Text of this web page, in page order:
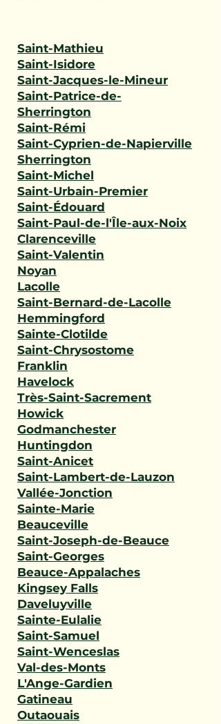
Saint-Mathieu
Saint-Isidore
Saint-Jacques-le-Mineur
Saint-Patrice-de-
Sherrington
Saint-Rémi
Saint-Cyprien-de-Napierville
Sherrington
Saint-Michel
Saint-Urbain-Premier
Saint-Édouard
Saint-Paul-de-l'Île-aux-Noix
Clarenceville
Saint-Valentin
Noyan
Lacolle
Saint-Bernard-de-Lacolle
Hemmingford
Sainte-Clotilde
Saint-Chrysostome
Franklin
Havelock
Très-Saint-Sacrement
Howick
Godmanchester
Huntingdon
Saint-Anicet
Saint-Lambert-de-Lauzon
Vallée-Jonction
Sainte-Marie
Beauceville
Saint-Joseph-de-Beauce
Saint-Georges
Beauce-Appalaches
Kingsey Falls
Daveluyville
Sainte-Eulalie
Saint-Samuel
Saint-Wenceslas
Val-des-Monts
L'Ange-Gardien
Gatineau
Outaouais